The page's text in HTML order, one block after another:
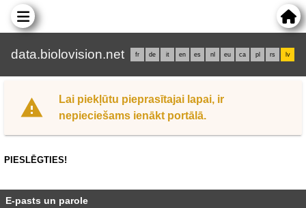
data.biolovision.net fr de it en es nl eu ca pl rs lv
Lai piekļūtu pieprasītajai lapai, ir
nepieciešams ienākt portālā.
PIESLĒGTIES!
E-pasts un parole